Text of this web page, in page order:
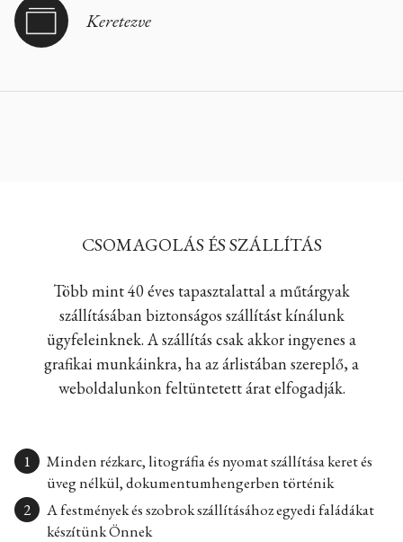
Keretezve
CSOMAGOLÁS ÉS SZÁLLÍTÁS
Több mint 40 éves tapasztalattal a műtárgyak
szállításában biztonságos szállítást kínálunk
ügyfeleinknek. A szállítás csak akkor ingyenes a
grafikai munkáinkra, ha az árlistában szereplő, a
weboldalunkon feltüntetett árat elfogadják.
Minden rézkarc, litográfia és nyomat szállítása keret és
üveg nélkül, dokumentumhengerben történik
A festmények és szobrok szállításához egyedi faládákat
készítünk Önnek